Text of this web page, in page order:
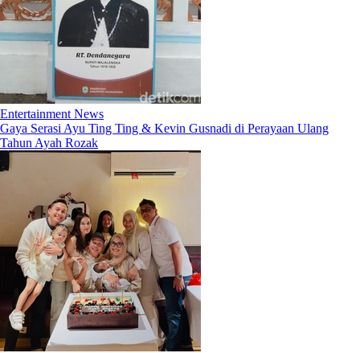
Entertainment News
Gaya Serasi Ayu Ting Ting & Kevin Gusnadi di Perayaan Ulang
Tahun Ayah Rozak